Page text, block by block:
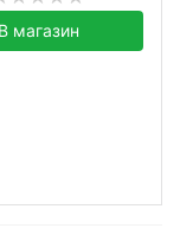
В магазин